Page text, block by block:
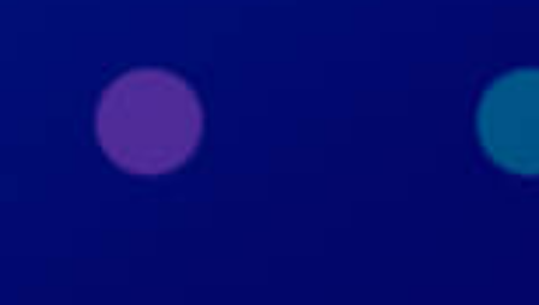
Политика конфиденциальности
Пользовательское соглашение
+7 926 690 3130